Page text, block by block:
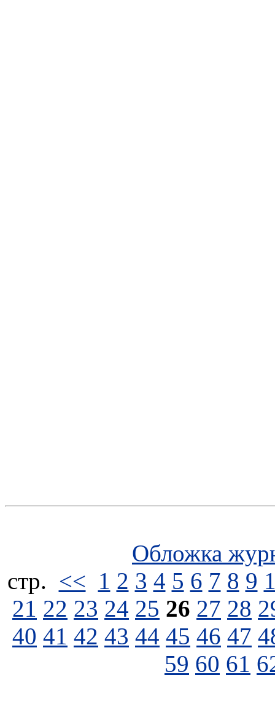
Обложка
стp. << 1 2 3 4 5 6 7 8 9
21 22 23 24 25 26 27 28
40 41 42 43 44 45 46 47
59 60 61